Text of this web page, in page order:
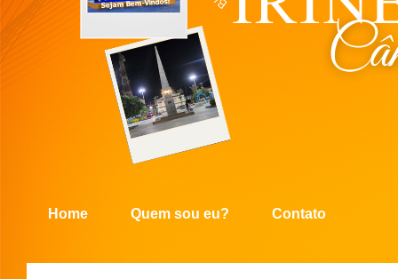
Home Quem sou eu? Contato